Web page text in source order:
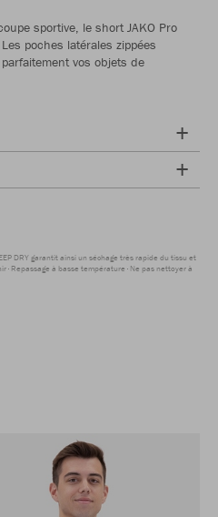
sportive, le short JAKO Pro
poches latérales zippées
vos objets de
DRY garantit ainsi un séchage très rapide du tissu et
Repassage à basse température Ne pas nettoyer à